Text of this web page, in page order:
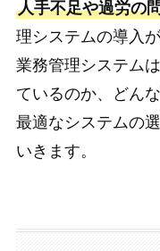
人手不足や過労の
理システムの導入
業務管理システム
ているのか、どん
最適なシステムの
いきます。